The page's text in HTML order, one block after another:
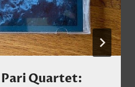
Quartet: